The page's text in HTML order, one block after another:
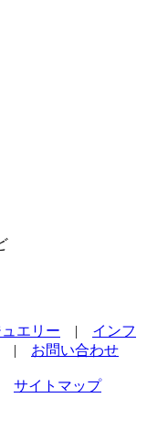
ュエリー | インフ
| お問い合わせ
サイトマップ